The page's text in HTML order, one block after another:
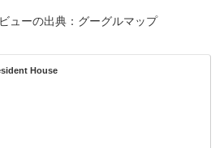
ューの出典：グーグルマップ
House